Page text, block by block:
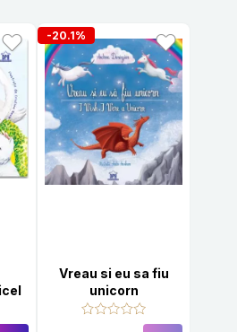
-20.1%
Vreau si eu sa fiu
unicorn